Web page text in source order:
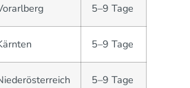
5–9 Tage
5–9 Tage
5–9 Tage